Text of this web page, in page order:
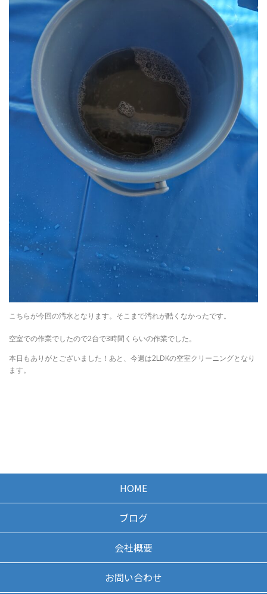
こちらが今回の汚水となります。そこまで汚れが酷くなかったです。
空室での作業でしたので2台で3時間くらいの作業でした。
本日もありがとございました！あと、今週は2LDKの空室クリーニングとなり
ます。
HOME
ブログ
会社概要
お問い合わせ